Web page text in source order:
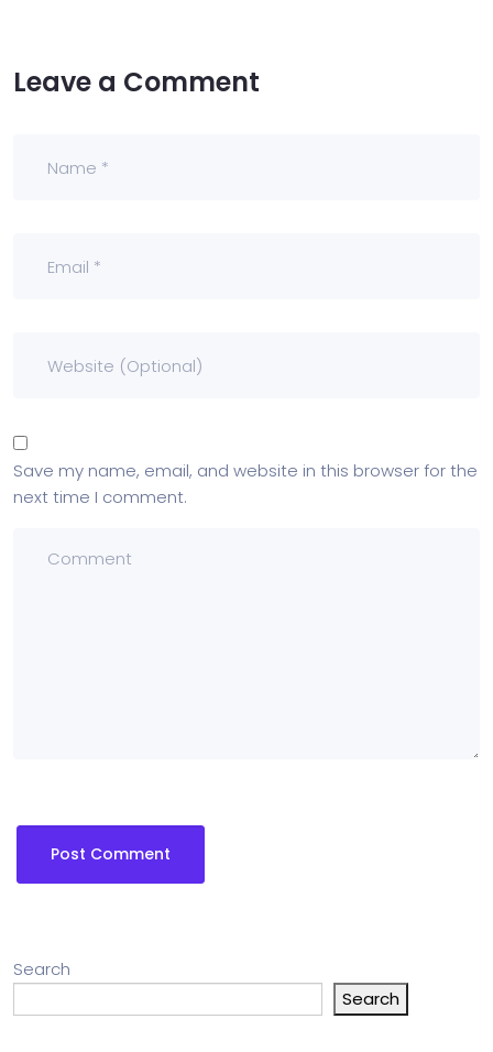
Leave a Comment
Save my name, email, and website in this browser for the
next time I comment.
Search
Search